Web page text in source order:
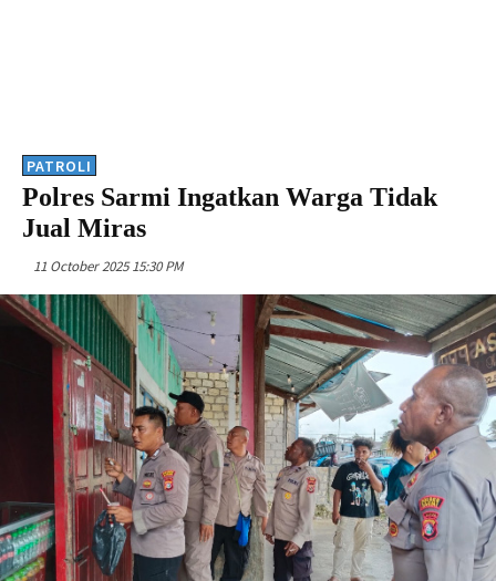
PATROLI
Polres Sarmi Ingatkan Warga Tidak
Jual Miras
11 October 2025 15:30 PM